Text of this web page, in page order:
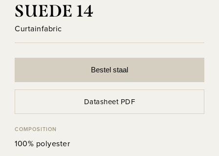
SUEDE 14
Curtainfabric
Bestel staal
Datasheet PDF
COMPOSITION
100% polyester